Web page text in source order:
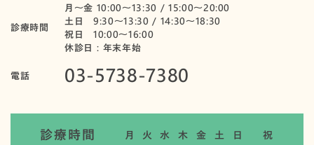
診療時間
月〜金 10:00～13:30 / 15:00～20:00
土日 9:30～13:30 / 14:30～18:30
祝日 10:00〜16:00
休診日：年末年始
電話 03-5738-7380
診療時間 月 火 水 木 金 土 日
祝